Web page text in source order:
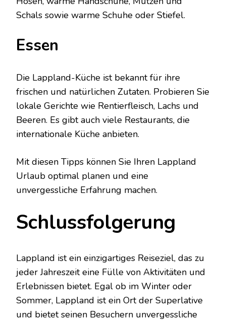
Schals sowie warme Schuhe oder Stiefel.
Essen
Die Lappland-Küche ist bekannt für ihre
frischen und natürlichen Zutaten. Probieren Sie
lokale Gerichte wie Rentierfleisch, Lachs und
Beeren. Es gibt auch viele Restaurants, die
internationale Küche anbieten.
Mit diesen Tipps können Sie Ihren Lappland
Urlaub optimal planen und eine
unvergessliche Erfahrung machen.
Schlussfolgerung
Lappland ist ein einzigartiges Reiseziel, das zu
jeder Jahreszeit eine Fülle von Aktivitäten und
Erlebnissen bietet. Egal ob im Winter oder
Sommer, Lappland ist ein Ort der Superlative
und bietet seinen Besuchern unvergessliche